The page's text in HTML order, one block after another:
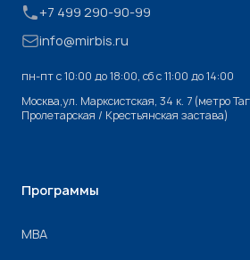
+7 499 290-90-99
info@mirbis.ru
пн-пт с 10:00 до 18:00, cб с 11:00 до 14:00
Москва,ул. Марксистская, 34 к. 7 (метро
Пролетарская / Крестьянская застава)
Программы
МВА